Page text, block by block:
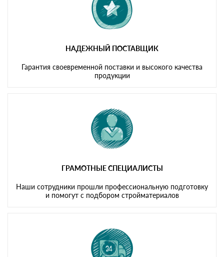
НАДЕЖНЫЙ ПОСТАВЩИК
Гарантия своевременной поставки и высокого качества
продукции
ГРАМОТНЫЕ СПЕЦИАЛИСТЫ
Наши сотрудники прошли профессиональную подготовку
и помогут с подбором стройматериалов